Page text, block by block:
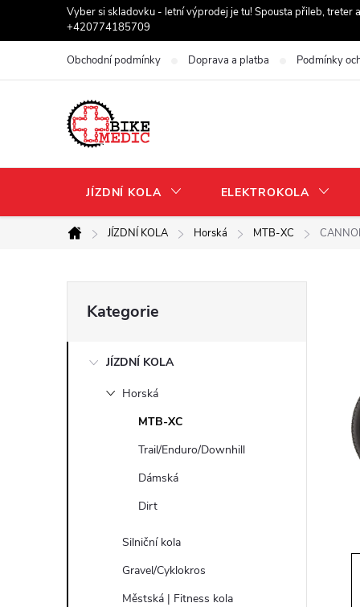
Vyber si skladovku - letní výprodej je tu! Spousta přileb, treter
+420774185709
Obchodní podmínky Doprava a platba Podmínky
JÍZDNÍ KOLA ELEKTROKOLA
Domů
JÍZDNÍ KOLA Horská MTB-XC
o
kategorie
Kategorie
JÍZDNÍ KOLA
Horská
MTB-XC
Trail/Enduro/Downhill
Dámská
Dirt
Silniční kola
Gravel/Cyklokros
Městská | Fitness kola